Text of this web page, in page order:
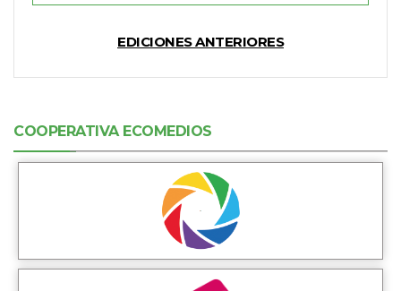
EDICIONES ANTERIORES
COOPERATIVA ECOMEDIOS